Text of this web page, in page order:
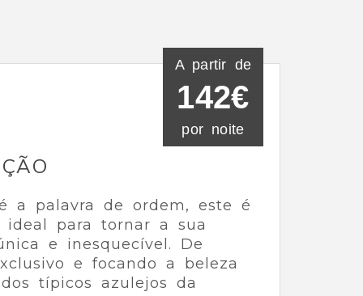
A partir de
142€
por noite
a palavra de ordem, este é
ideal para tornar a sua
e inesquecível. De
e focando a beleza
típicos azulejos da